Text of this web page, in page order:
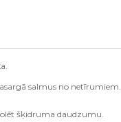
salmus no netīrumiem.
šķidruma daudzumu.